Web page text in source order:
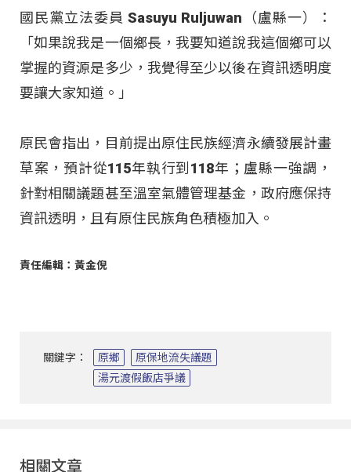
國民黨立法委員 Sasuyu Ruljuwan（盧縣一）：
「如果說我是一個鄉長，我要知道說我這個鄉可以
掌握的資源是多少，我覺得至少以後在資訊透明度
要讓大家知道。」
原民會指出，目前提出原住民族經濟永續發展計畫
草案，預計從115年執行到118年；盧縣一強調，
針對相關議題甚至溫室氣體管理基金，政府應保持
資訊透明，且有原住民族角色積極加入。
責任編輯：黃金倪
關鍵字： 原鄉
原保地流失議題
湯元渡假飯店爭議
相關文章